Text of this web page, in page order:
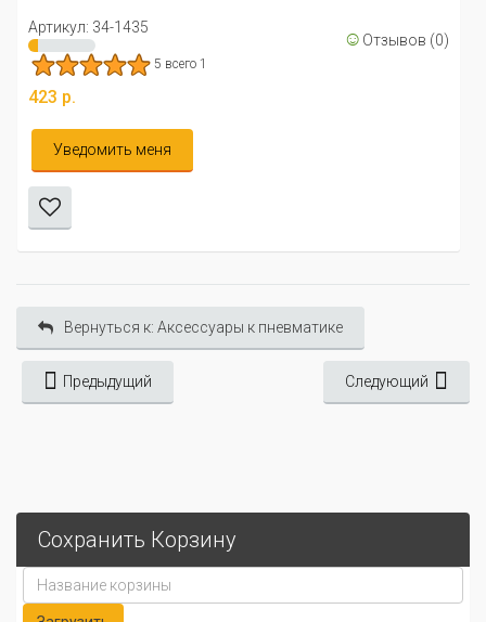
Артикул: 34-1435 ☺ Отзывов (0)
5 всего 1
423 р.
Уведомить меня
Вернуться к: Аксессуары к пневматике
Предыдущий Следующий
Сохранить Корзину